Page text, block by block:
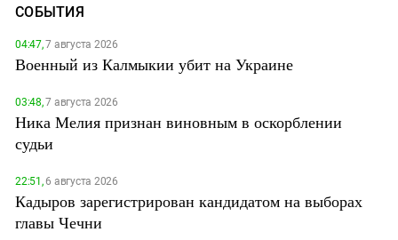
СОБЫТИЯ
04:47,7 августа 2026
Военный из Калмыкии убит на Украине
03:48,7 августа 2026
Ника Мелия признан виновным в оскорблении
судьи
22:51,6 августа 2026
Кадыров зарегистрирован кандидатом на выборах
главы Чечни